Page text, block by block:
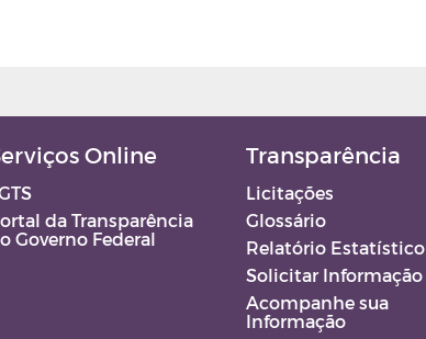
Online
da Transparência
Governo Federal
Transparência
Licitações
Glossário
Relatório Estatístico
Solicitar Informação
Acompanhe sua
Informação